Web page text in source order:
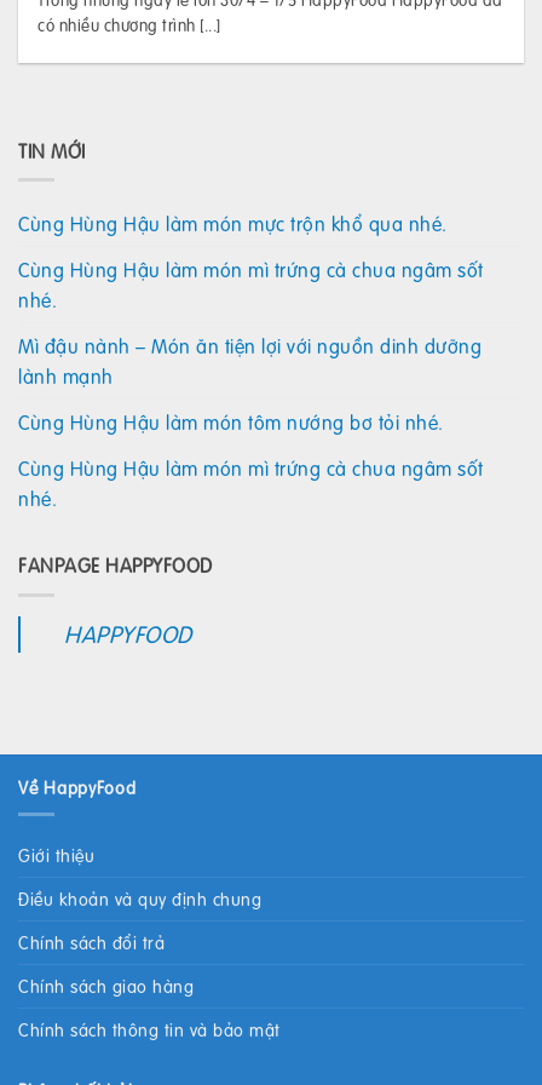
TIN MỚI
Cùng Hùng Hậu làm món mực trộn khổ qua nhé.
Cùng Hùng Hậu làm món mì trứng cà chua ngâm sốt
nhé.
Mì đậu nành – Món ăn tiện lợi với nguồn dinh dưỡng
lành mạnh
Cùng Hùng Hậu làm món tôm nướng bơ tỏi nhé.
Cùng Hùng Hậu làm món mì trứng cà chua ngâm sốt
nhé.
FANPAGE HAPPYFOOD
HAPPYFOOD
có nhiều chương trình [...]
Về HappyFood
Giới thiệu
Điều khoản và quy định chung
Chính sách đổi trả
Chính sách giao hàng
Chính sách thông tin và bảo mật